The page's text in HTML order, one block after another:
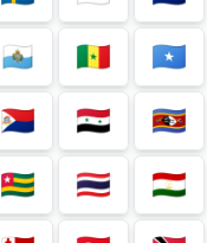
🇸🇲 🇸🇳
🇸🇴
🇸🇽 🇸🇾
🇸🇿
🇹🇬 🇹🇭
🇹🇯